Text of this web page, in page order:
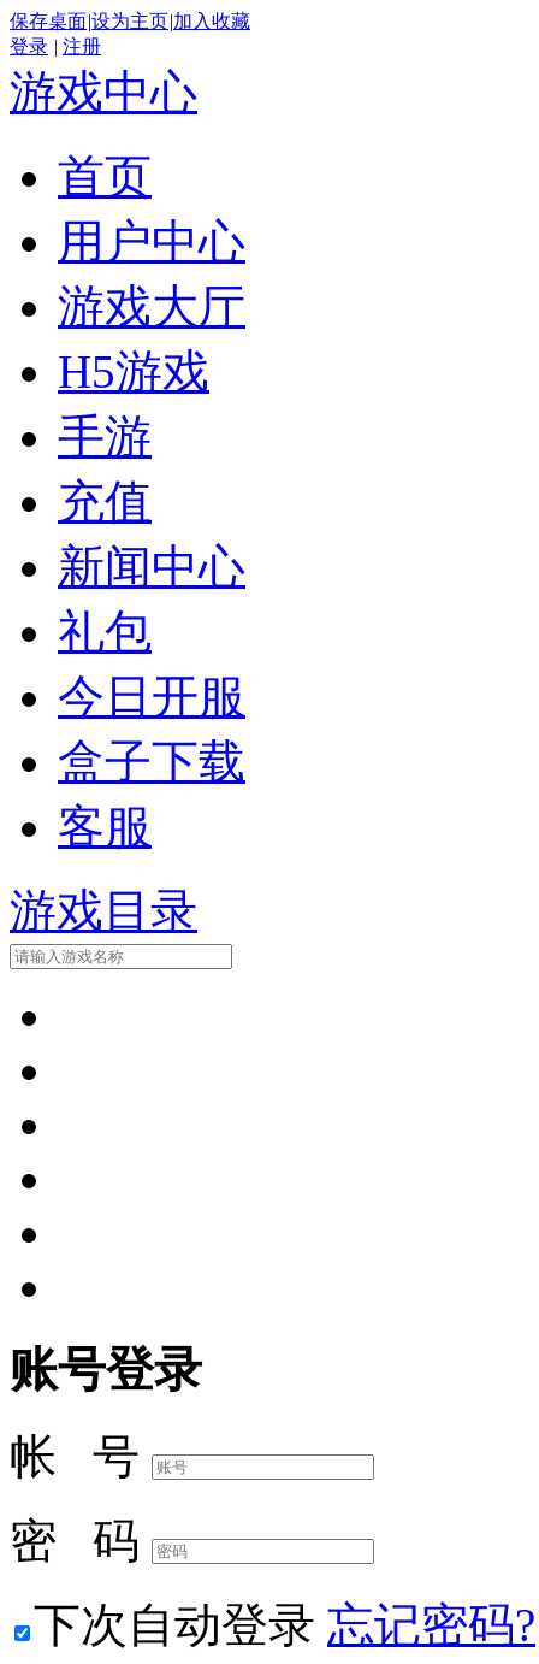
保存桌面|设为主页|加入收藏
登录 | 注册
游戏中心
首页
用户中心
游戏大厅
H5游戏
手游
充值
新闻中心
礼包
今日开服
盒子下载
客服
游戏目录
账号登录
帐 号
密 码
下次自动登录 忘记密码?